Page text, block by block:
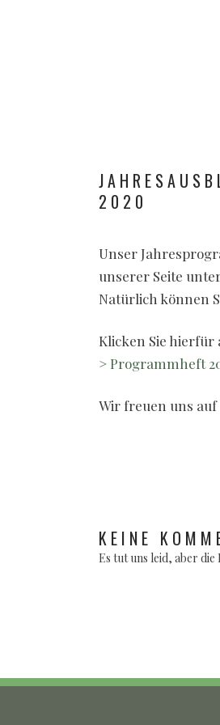
2020
Unser
unserer Seite
Natürlich können
Klicken Sie
> Programmheft
Wir freuen uns auf
KEINE
Es tut uns leid, aber